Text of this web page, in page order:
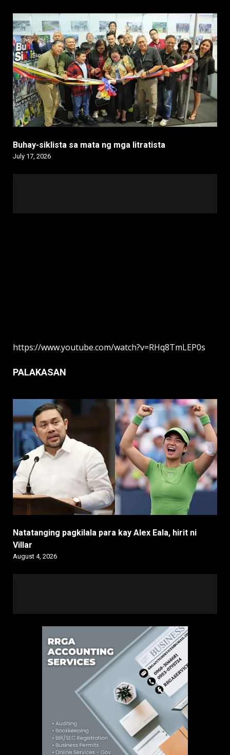
Buhay-siklista sa mata ng mga litratista
July 17, 2026
https://www.youtube.com/watch?v=RHq8TmLEP0s
PALAKASAN
Natatanging pagkilala para kay Alex Eala, hirit ni
Villar
August 4, 2026